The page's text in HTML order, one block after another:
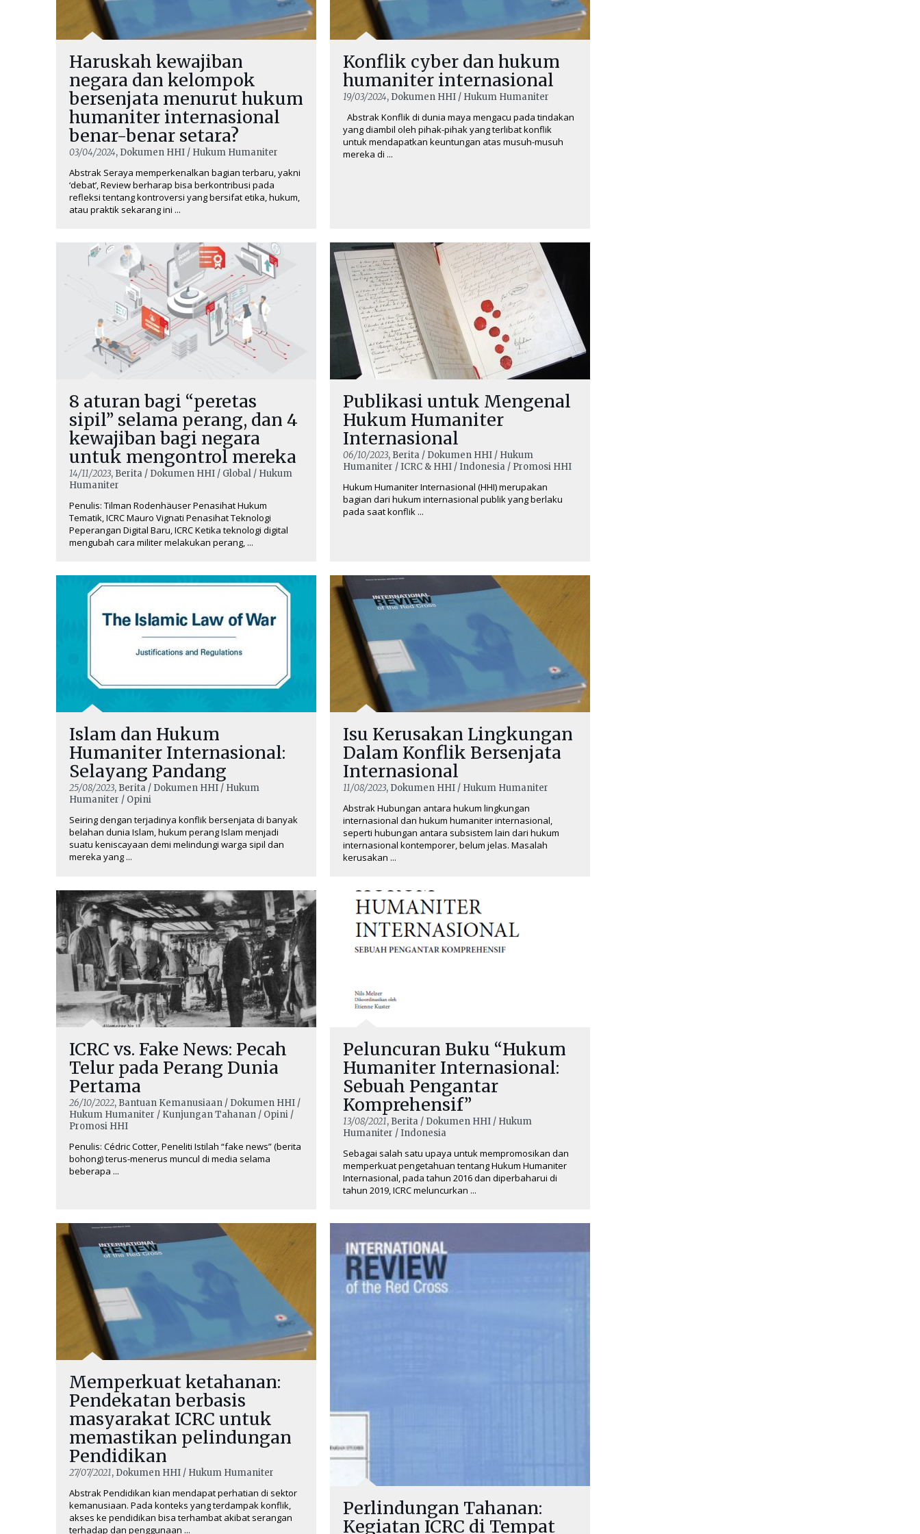
Haruskah kewajiban
negara dan kelompok
bersenjata menurut hukum
humaniter internasional
benar-benar setara?
03/04/2024, Dokumen HHI / Hukum Humaniter
Abstrak Seraya memperkenalkan bagian terbaru, yakni
‘debat’, Review berharap bisa berkontribusi pada
refleksi tentang kontroversi yang bersifat etika, hukum,
atau praktik sekarang ini ...
Konflik cyber dan hukum
humaniter internasional
19/03/2024, Dokumen HHI / Hukum Humaniter
Abstrak Konflik di dunia maya mengacu pada tindakan
yang diambil oleh pihak-pihak yang terlibat konflik
untuk mendapatkan keuntungan atas musuh-musuh
mereka di ...
8 aturan bagi “peretas
sipil” selama perang, dan 4
kewajiban bagi negara
untuk mengontrol mereka
14/11/2023, Berita / Dokumen HHI / Global / Hukum
Humaniter
Penulis: Tilman Rodenhäuser Penasihat Hukum
Tematik, ICRC Mauro Vignati Penasihat Teknologi
Peperangan Digital Baru, ICRC Ketika teknologi digital
mengubah cara militer melakukan perang, ...
Publikasi untuk Mengenal
Hukum Humaniter
Internasional
06/10/2023, Berita / Dokumen HHI / Hukum
Humaniter / ICRC & HHI / Indonesia / Promosi HHI
Hukum Humaniter Internasional (HHI) merupakan
bagian dari hukum internasional publik yang berlaku
pada saat konflik ...
Islam dan Hukum
Humaniter Internasional:
Selayang Pandang
25/08/2023, Berita / Dokumen HHI / Hukum
Humaniter / Opini
Seiring dengan terjadinya konflik bersenjata di banyak
belahan dunia Islam, hukum perang Islam menjadi
suatu keniscayaan demi melindungi warga sipil dan
mereka yang ...
Isu Kerusakan Lingkungan
Dalam Konflik Bersenjata
Internasional
11/08/2023, Dokumen HHI / Hukum Humaniter
Abstrak Hubungan antara hukum lingkungan
internasional dan hukum humaniter internasional,
seperti hubungan antara subsistem lain dari hukum
internasional kontemporer, belum jelas. Masalah
kerusakan ...
ICRC vs. Fake News: Pecah
Telur pada Perang Dunia
Pertama
26/10/2022, Bantuan Kemanusiaan / Dokumen HHI /
Hukum Humaniter / Kunjungan Tahanan / Opini /
Promosi HHI
Penulis: Cédric Cotter, Peneliti Istilah “fake news” (berita
bohong) terus-menerus muncul di media selama
beberapa ...
Peluncuran Buku “Hukum
Humaniter Internasional:
Sebuah Pengantar
Komprehensif”
13/08/2021, Berita / Dokumen HHI / Hukum
Humaniter / Indonesia
Sebagai salah satu upaya untuk mempromosikan dan
memperkuat pengetahuan tentang Hukum Humaniter
Internasional, pada tahun 2016 dan diperbaharui di
tahun 2019, ICRC meluncurkan ...
Memperkuat ketahanan:
Pendekatan berbasis
masyarakat ICRC untuk
memastikan pelindungan
Pendidikan
27/07/2021, Dokumen HHI / Hukum Humaniter
Abstrak Pendidikan kian mendapat perhatian di sektor
kemanusiaan. Pada konteks yang terdampak konflik,
akses ke pendidikan bisa terhambat akibat serangan
terhadap dan penggunaan ...
Perlindungan Tahanan:
Kegiatan ICRC di Tempat